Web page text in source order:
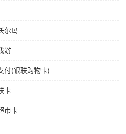
尔玛
游
付(银联购物卡)
卡
市卡